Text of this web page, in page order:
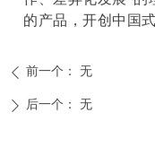
的产品，开创中国
ꄴ 前一个： 无
ꄲ 后一个： 无